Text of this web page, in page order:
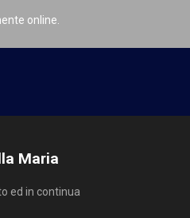
online.
Maria
ed in continua